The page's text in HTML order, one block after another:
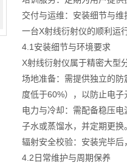
交付与运维：安装细节与维
一台X射线衍射仪的顺利运
4.1安装细节与环境要求
X射线衍射仪属于精密大型
场地准备：需提供独立的
度低于60%），以防止电
电力与冷却：需配备稳压
子水或蒸馏水，并定期更换
辐射安全校验：安装完毕
4.2日常维护与周期保养